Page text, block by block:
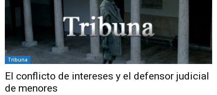
Tribuna
El conflicto de intereses y el defensor judicial
de menores